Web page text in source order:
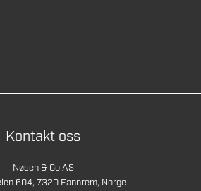
Kontakt oss
Nøsen & Co AS
604, 7320 Fannrem, Norge